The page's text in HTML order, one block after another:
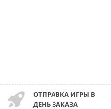
ОТПРАВКА ИГРЫ В
ДЕНЬ ЗАКАЗА